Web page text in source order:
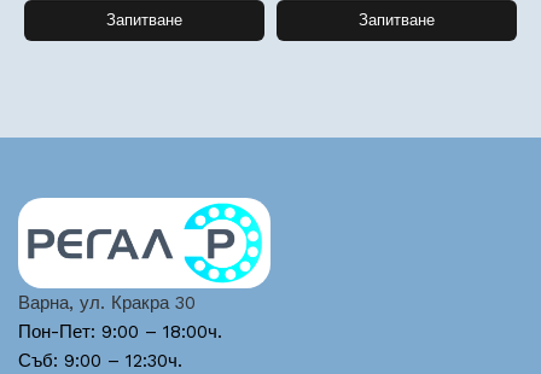
Запитване Запитване
Варна, ул. Кракра 30
Пон-Пет: 9:00 – 18:00ч.
Съб: 9:00 – 12:30ч.